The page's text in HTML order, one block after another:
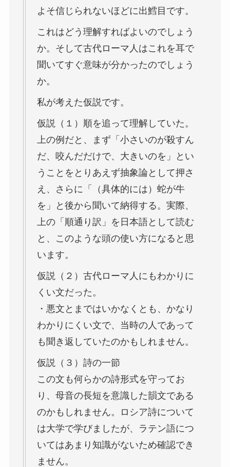
よそ信じられないほどに出鱈目です。
これはどう理解すればよいのでしょう
か。そして古代ローマ人はこれを耳で
聞いてすぐ意味が分かったのでしょう
か。
私が考えた仮説です。
仮説（１）順を追って理解していた。
上の例だと、まず「小さいのが殺すん
だ、咬んだだけで、大きいのを」とい
うことをとりあえず抽象論として押さ
え、さらに「（具体的には）蛇が牛
を」と後から聞いて納得する。実際、
上の「順通り訳」を日本語として読む
と、このような頭の使い方になると思
います。
仮説（２）古代ローマ人にもわかりに
くい文だった。
・悪文とまではいかなくとも、かなり
わかりにくい文で、当時の人であって
も聞き返していたのかもしれません。
仮説（３）詩の一節
この文も何らかの詩形式を守ってお
り、母音の長短を意識した韻文である
のかもしれません。ロシア詩について
は大学で学びましたが、ラテン語につ
いてはあまり知識がないため確認でき
ません。